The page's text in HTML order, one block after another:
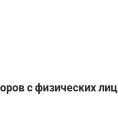
с физических лиц